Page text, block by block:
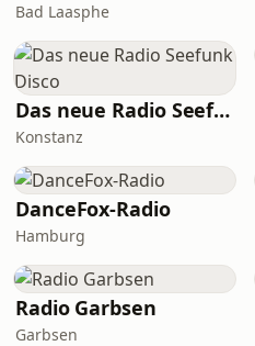
Bad Laasphe
Das neue Radio Seefunk Disco
Konstanz
DanceFox-Radio
Hamburg
Radio Garbsen
Garbsen